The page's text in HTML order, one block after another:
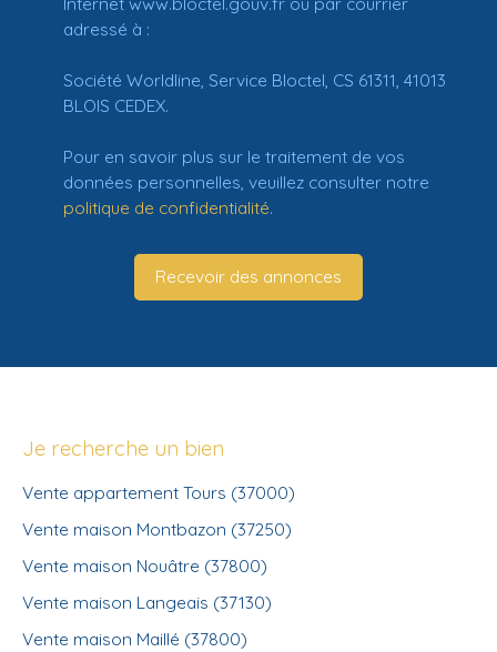
adressé à :
Société Worldline, Service Bloctel, CS 61311, 41013
BLOIS CEDEX.
Pour en savoir plus sur le traitement de vos
données personnelles, veuillez consulter notre
politique de confidentialité.
Recevoir des annonces
Je recherche un bien
Vente appartement Tours (37000)
Vente maison Montbazon (37250)
Vente maison Nouâtre (37800)
Vente maison Langeais (37130)
Vente maison Maillé (37800)